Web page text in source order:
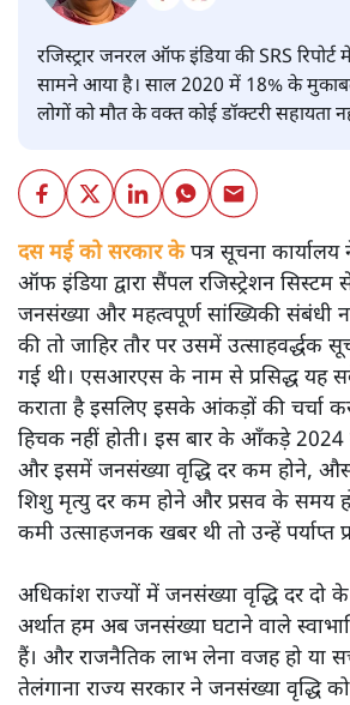
रजिस्ट्रार जनरल ऑफ इंडिया की SRS
सामने आया है। साल 2020 में 18% के
लोगों को मौत के वक्त कोई डॉक्टरी सहायता
दस मई को सरकार केपत्र सूचना कार्यालय
ऑफ इंडिया द्वारा सैंपल रजिस्ट्रेशन सिस्टम
जनसंख्या और महत्वपूर्ण सांख्यिकी संबंधी
की तो जाहिर तौर पर उसमें उत्साहवर्द्धक
गई थी। एसआरएस के नाम से प्रसिद्ध यह
कराता है इसलिए इसके आंकड़ों की चर्चा
हिचक नहीं होती। इस बार के आँकड़े 2024
और इसमें जनसंख्या वृद्धि दर कम होने,
शिशु मृत्यु दर कम होने और प्रसव के समय
कमी उत्साहजनक खबर थी तो उन्हें पर्याप्त
अधिकांश राज्यों में जनसंख्या वृद्धि दर दो
अर्थात हम अब जनसंख्या घटाने वाले
हैं। और राजनैतिक लाभ लेना वजह हो या
तेलंगाना राज्य सरकार ने जनसंख्या वृद्धि को